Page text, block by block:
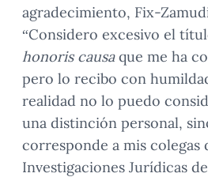
agradecimiento, Fix-
“Considero excesivo el
honoris causaque me ha
pero lo recibo con
realidad no lo puedo
una distinción personal,
corresponde a mis
Investigaciones Jurídicas